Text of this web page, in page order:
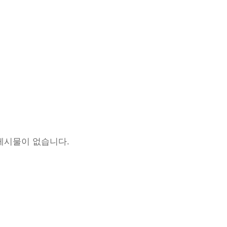
시물이 없습니다.